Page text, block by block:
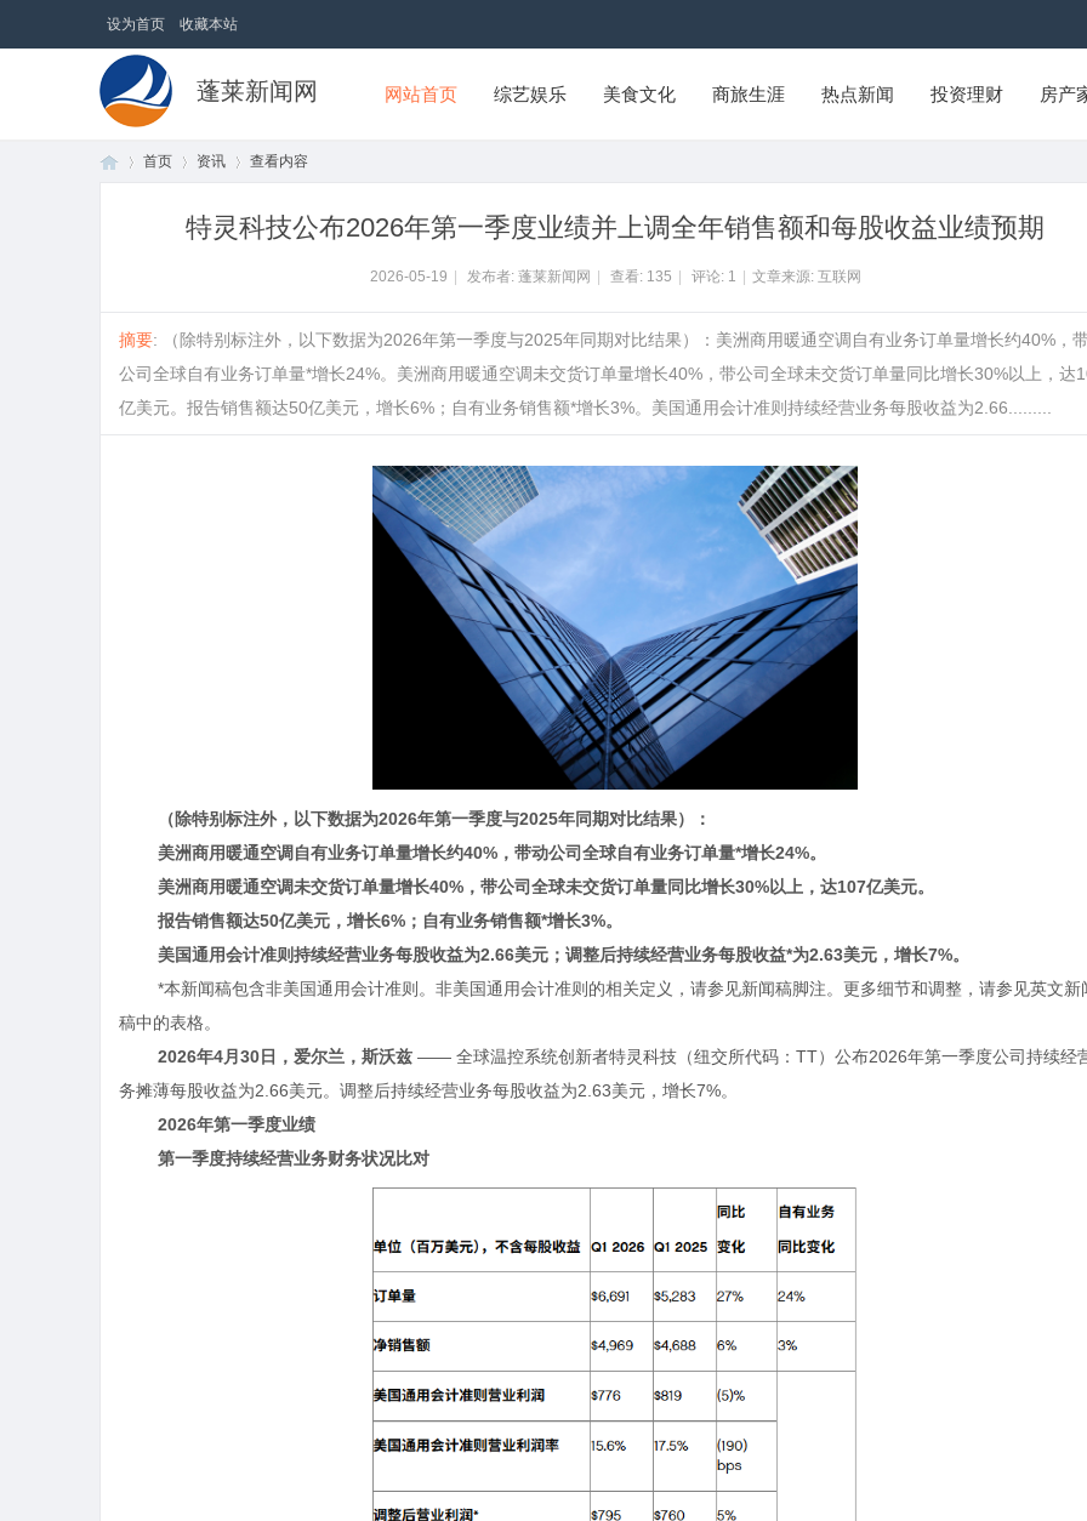
设为首页 收藏本站
蓬莱新闻网 网站首页 综艺娱乐 美食文化 商旅生涯 热点新闻 投资理财 房产
首页 资讯 查看内容
特灵科技公布2026年第一季度业绩并上调全年销售额和每股收益业绩预期
2026-05-19 发布者: 蓬莱新闻网 查看: 135 评论: 1 文章来源: 互联网
摘要: （除特别标注外，以下数据为2026年第一季度与2025年同期对比结果）：美洲商用暖通空调自有业务订单量增长约40%，
公司全球自有业务订单量*增长24%。美洲商用暖通空调未交货订单量增长40%，带公司全球未交货订单量同比增长30%以上，达
亿美元。报告销售额达50亿美元，增长6%；自有业务销售额*增长3%。美国通用会计准则持续经营业务每股收益为2.66.........
（除特别标注外，以下数据为2026年第一季度与2025年同期对比结果）：
美洲商用暖通空调自有业务订单量增长约40% ，带动公司全球自有业务订单量*增长24%。
美洲商用暖通空调未交货订单量增长40% ，带公司全球未交货订单量同比增长30%以上，达107亿美元。
报告销售额达50亿美元，增长6% ；自有业务销售额*增长3%。
美国通用会计准则持续经营业务每股收益为2.66美元；调整后持续经营业务每股收益*为2.63美元，增长7%。
*本新闻稿包含非美国通用会计准则。非美国通用会计准则的相关定义，请参见新闻稿脚注。更多细节和调整，请参见英文新
稿中的表格。
2026年4月 30日，爱尔兰，斯沃兹 —— 全球温控系统创新者特灵科技 （纽交所代码： TT）公布2026年第一季度公司持续经
务摊薄每股收益为2.66美元。调整后持续经营业务每股收益为2.63美元，增长7%。
2026年第一季度业绩
第一季度持续经营业务财务状况比对